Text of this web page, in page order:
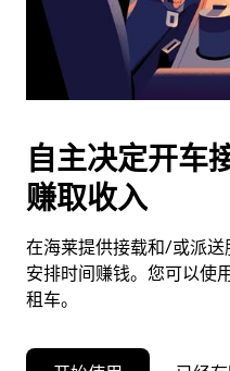
退
闭
日
历。
自主决定开车
赚取收入
在海莱提供接载和/或派
安排时间赚钱。您可以使
租车。